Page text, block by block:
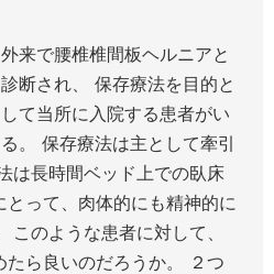
外来で腰椎椎間板ヘルニアと
診断され、 保存療法を目的と
して当所に入院する患者がい
る。 保存療法は主として牽引
は長時間ベッド上での臥床
とって、肉体的にも精神的に
このような患者に対して、
たら良いのだろうか。 ２つ